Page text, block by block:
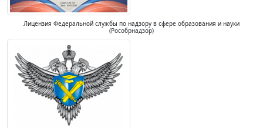
Лицензия Федеральной службы по надзору в сфере образования и науки
(Рособрнадзор)